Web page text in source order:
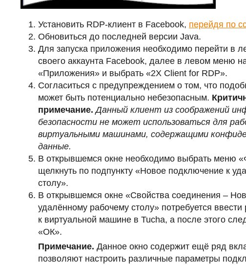
Установить RDP-клиент в Facebook, перейдя по
Обновиться до последней версии Java.
Для запуска приложения необходимо перейти в
своего аккаунта Facebook, далее в левом меню
«Приложения» и выбрать «2X Client for RDP».
Согласиться с предупреждением о том, что
может быть потенциально небезопасным.
примечание. Данный клиент из соображений
безопасности не может использоваться для
виртуальными машинами, содержащими
данные.
В открывшемся окне необходимо выбрать меню
щелкнуть по подпункту «Новое подключение к
столу».
В открывшемся окне «Свойства соединения –
удалённому рабочему столу» потребуется ввести
к виртуальной машине в Tucha, а после этого
«ОК».
Примечание. Данное окно содержит ещё ряд
позволяют настроить различные параметры